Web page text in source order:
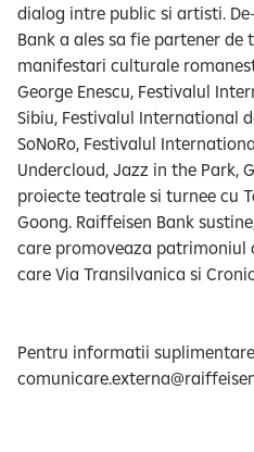
dialog intre public si artisti.
Bank a ales sa fie partener
manifestari culturale
George Enescu, Festivalul
Sibiu, Festivalul International
SoNoRo, Festivalul
Undercloud, Jazz in the Park,
proiecte teatrale si turnee cu
Goong. Raiffeisen Bank
care promoveaza patrimoniul
care Via Transilvanica si
Pentru informatii